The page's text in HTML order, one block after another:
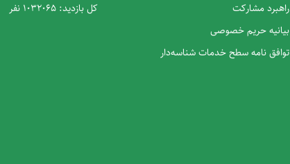
راهبرد مشارکت
بیانیه حریم خصوصی
توافق نامه سطح خدمات شناسه‌دار
کل بازدید: 1032065 نفر